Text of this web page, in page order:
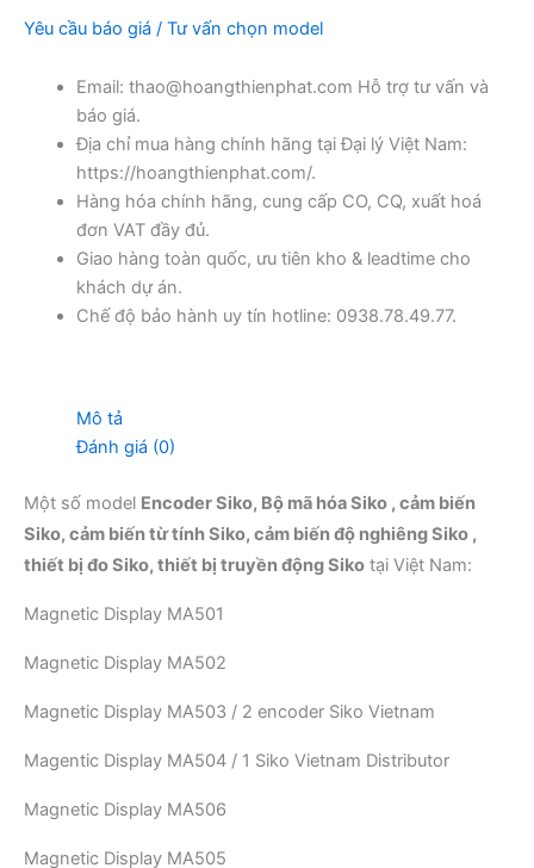
Yêu cầu báo giá / Tư vấn chọn model
Email: thao@hoangthienphat.com Hỗ trợ tư vấn và
báo giá.
Địa chỉ mua hàng chính hãng tại Đại lý Việt Nam:
https://hoangthienphat.com/.
Hàng hóa chính hãng, cung cấp CO, CQ, xuất hoá
đơn VAT đầy đủ.
Giao hàng toàn quốc, ưu tiên kho & leadtime cho
khách dự án.
Chế độ bảo hành uy tín hotline: 0938.78.49.77.
Mô tả
Đánh giá (0)
Một số model Encoder Siko, Bộ mã hóa Siko , cảm biến
Siko, cảm biến từ tính Siko, cảm biến độ nghiêng Siko ,
thiết bị đo Siko, thiết bị truyền động Siko tại Việt Nam:
Magnetic Display MA501
Magnetic Display MA502
Magnetic Display MA503 / 2 encoder Siko Vietnam
Magentic Display MA504 / 1 Siko Vietnam Distributor
Magnetic Display MA506
Magnetic Display MA505